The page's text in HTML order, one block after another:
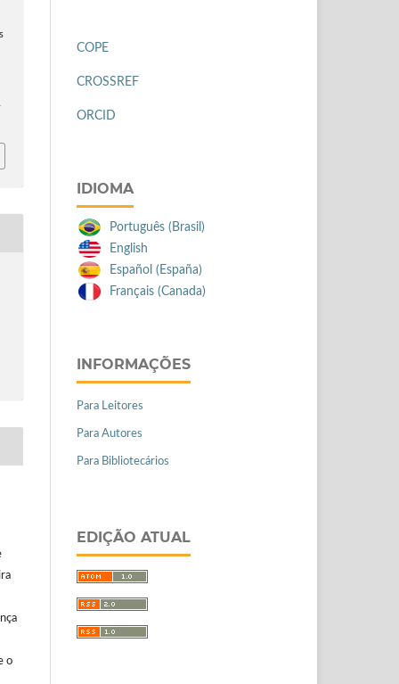
o
COPE
CROSSREF
ORCID
IDIOMA
Português (Brasil)
English
Español (España)
Français (Canada)
INFORMAÇÕES
Para Leitores
Para Autores
Para Bibliotecários
EDIÇÃO ATUAL